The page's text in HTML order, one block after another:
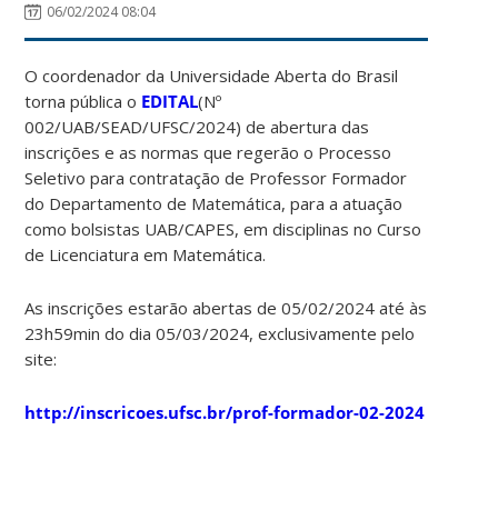
06/02/2024 08:04
O coordenador da Universidade Aberta do Brasil
torna pública o EDITAL(Nº
002/UAB/SEAD/UFSC/2024) de abertura das
inscrições e as normas que regerão o Processo
Seletivo para contratação de Professor Formador
do Departamento de Matemática, para a atuação
como bolsistas UAB/CAPES, em disciplinas no Curso
de Licenciatura em Matemática.
As inscrições estarão abertas de 05/02/2024 até às
23h59min do dia 05/03/2024, exclusivamente pelo
site:
http://inscricoes.ufsc.br/prof-formador-02-2024